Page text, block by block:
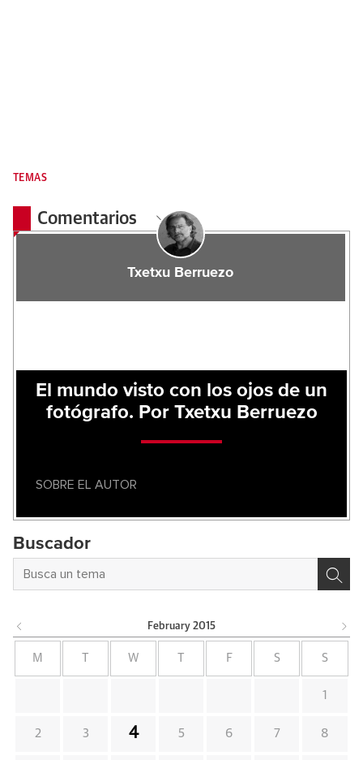
TEMAS
Comentarios
Txetxu Berruezo
El mundo visto con los ojos de un
fotógrafo. Por Txetxu Berruezo
SOBRE EL AUTOR
Buscador
February 2015
M W F S S
1
2 3 4 5 6 7 8